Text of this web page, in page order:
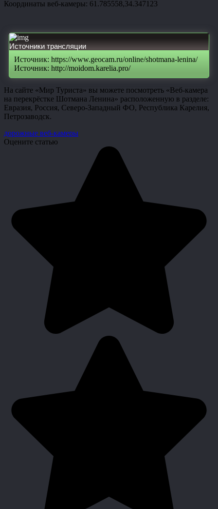
Координаты веб-камеры: 61.785558,34.347123
Источники трансляции
Источник: https://www.geocam.ru/online/shotmana-lenina/
Источник: http://moidom.karelia.pro/
На сайте «Мир Туриста» вы можете посмотреть «Веб-камера
на перекрёстке Шотмана Ленина» расположенную в разделе:
Евразия, Россия, Северо-Западный ФО, Республика Карелия,
Петрозаводск.
дорожные веб-камеры
Оцените статью